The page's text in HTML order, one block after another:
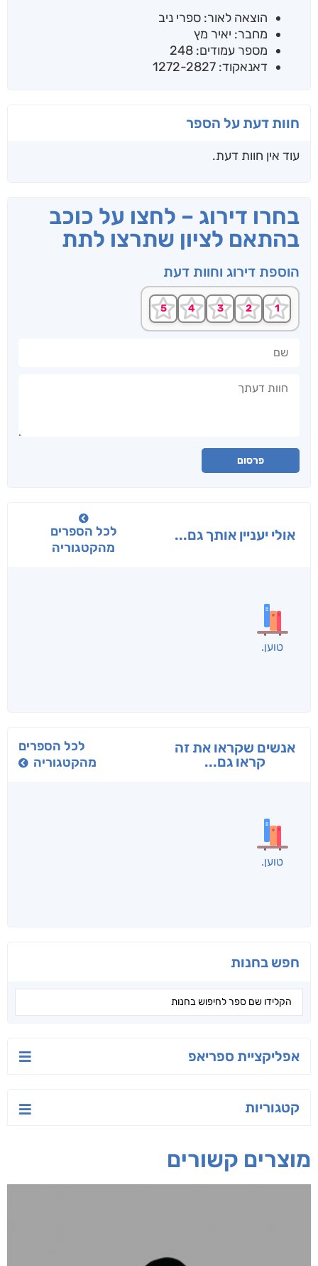
הוצאה לאור: ספרי ניב
מחבר: יאיר מץ
מספר עמודים: 248
דאנאקוד: 1272-2827
חוות דעת על הספר
עוד אין חוות דעת.
בחרו דירוג – לחצו על כוכב
בהתאם לציון שתרצו לתת
הוספת דירוג וחוות דעת
פרסום
אולי יעניין אותך גם...
לכל הספרים
מהקטגוריה
בפנוכו
חני שאטן
תרדמת
א. פ.
אנשים שקראו את זה
יאיר פומרנץ עו"ד מאלק חיר